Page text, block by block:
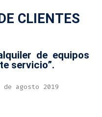
CLIENTES
de equipos
servicio”.
agosto 2019